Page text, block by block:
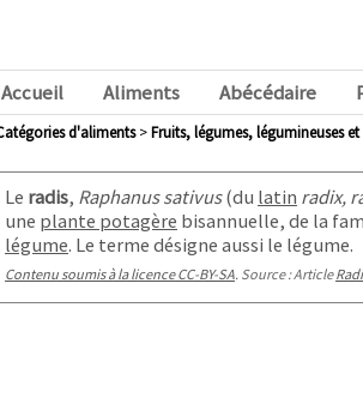
Accueil Aliments Abécédaire
Catégories d'aliments> fruits, légumes, légumineuses
Le radis, Raphanus sativus(du latin radix,
une plante potagère bisannuelle, de la
légume. Le terme désigne aussi le légume.
Contenu soumis à la licence CC-BY-SA. Source : Article